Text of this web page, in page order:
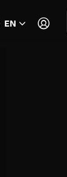
EN